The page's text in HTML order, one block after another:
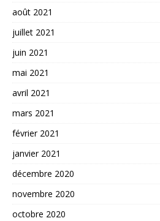
août 2021
juillet 2021
juin 2021
mai 2021
avril 2021
mars 2021
février 2021
janvier 2021
décembre 2020
novembre 2020
octobre 2020